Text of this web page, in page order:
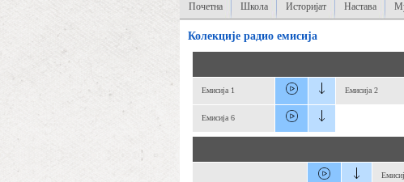
Почетна Школа Историјат Настава
Колекције радио емисија
Емисија 1 Емисија 2
Емисија 6